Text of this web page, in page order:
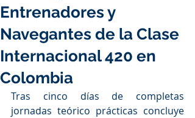
Entrenadores y
Navegantes de la Clase
Internacional 420 en
Colombia
Tras cinco días de completas
jornadas teórico prácticas concluye